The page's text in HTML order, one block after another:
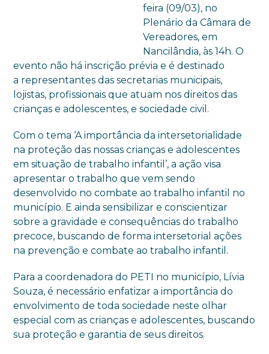
feira (09/03), no
Plenário da Câmara de
Vereadores, em
Nancilândia, às 14h. O
evento não há inscrição prévia e é destinado
a representantes das secretarias municipais,
lojistas, profissionais que atuam nos direitos das
crianças e adolescentes, e sociedade civil.
Com o tema ‘A importância da intersetorialidade
na proteção das nossas crianças e adolescentes
em situação de trabalho infantil’, a ação visa
apresentar o trabalho que vem sendo
desenvolvido no combate ao trabalho infantil no
município. E ainda sensibilizar e conscientizar
sobre a gravidade e consequências do trabalho
precoce, buscando de forma intersetorial ações
na prevenção e combate ao trabalho infantil.
Para a coordenadora do PETI no município, Lívia
Souza, é necessário enfatizar a importância do
envolvimento de toda sociedade neste olhar
especial com as crianças e adolescentes, buscando
sua proteção e garantia de seus direitos.